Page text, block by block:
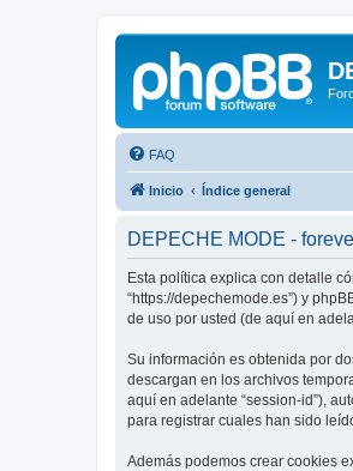
FAQ
Inicio Índice general
DEPECHE MODE -
Esta política explica con detalle
“https://depechemode.es”) y
de uso por usted (de aquí en
Su información es obtenida por
descargan en los archivos
aquí en adelante “session-id”),
para registrar cuales han sido
Además podemos crear cookies